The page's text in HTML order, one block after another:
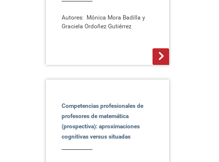
Autores: Mónica Mora Badilla y
Graciela Ordoñez Gutiérrez
Competencias profesionales de
profesores de matemática
(prospectiva): aproximaciones
cognitivas versus situadas